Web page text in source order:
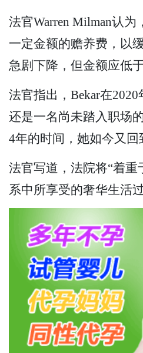
法官Warren Milman认
一定金额的赡养费，以
急剧下降，但金额应低
法官指出，Bekar在2020
还是一名尚未踏入职场
4年的时间，她如今又回
法官写道，法院将“着重
系中所享受的奢华生活